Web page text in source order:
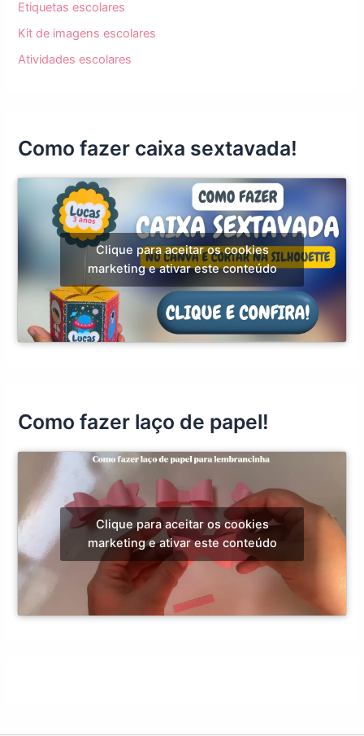
Etiquetas escolares
Kit de imagens escolares
Atividades escolares
Como fazer caixa sextavada!
Clique para aceitar os cookies
marketing e ativar este conteúdo
Como fazer laço de papel!
Clique para aceitar os cookies
marketing e ativar este conteúdo